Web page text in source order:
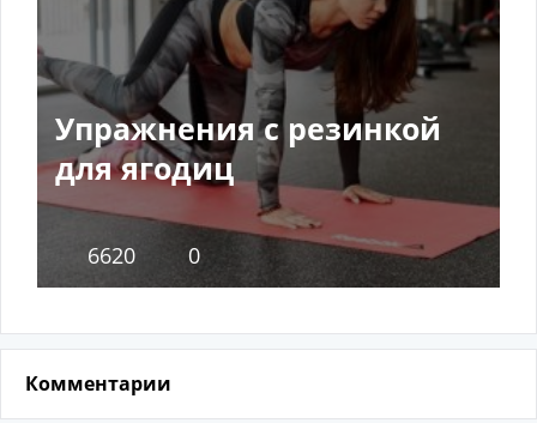
Упражнения с резинкой
для ягодиц
6620 0
Комментарии